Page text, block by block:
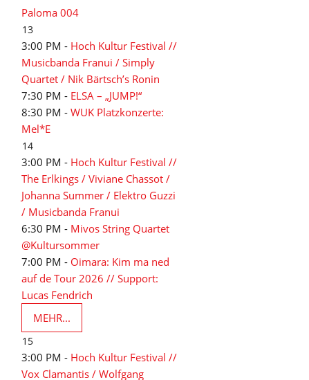
Paloma 004
13
3:00 PM - Hoch Kultur Festival //
Musicbanda Franui / Simply
Quartet / Nik Bärtsch’s Ronin
7:30 PM - ELSA – „JUMP!“
8:30 PM - WUK Platzkonzerte:
Mel*E
14
3:00 PM - Hoch Kultur Festival //
The Erlkings / Viviane Chassot /
Johanna Summer / Elektro Guzzi
/ Musicbanda Franui
6:30 PM - Mivos String Quartet
@Kultursommer
7:00 PM - Oimara: Kim ma ned
auf de Tour 2026 // Support:
Lucas Fendrich
MEHR...
15
3:00 PM - Hoch Kultur Festival //
Vox Clamantis / Wolfgang